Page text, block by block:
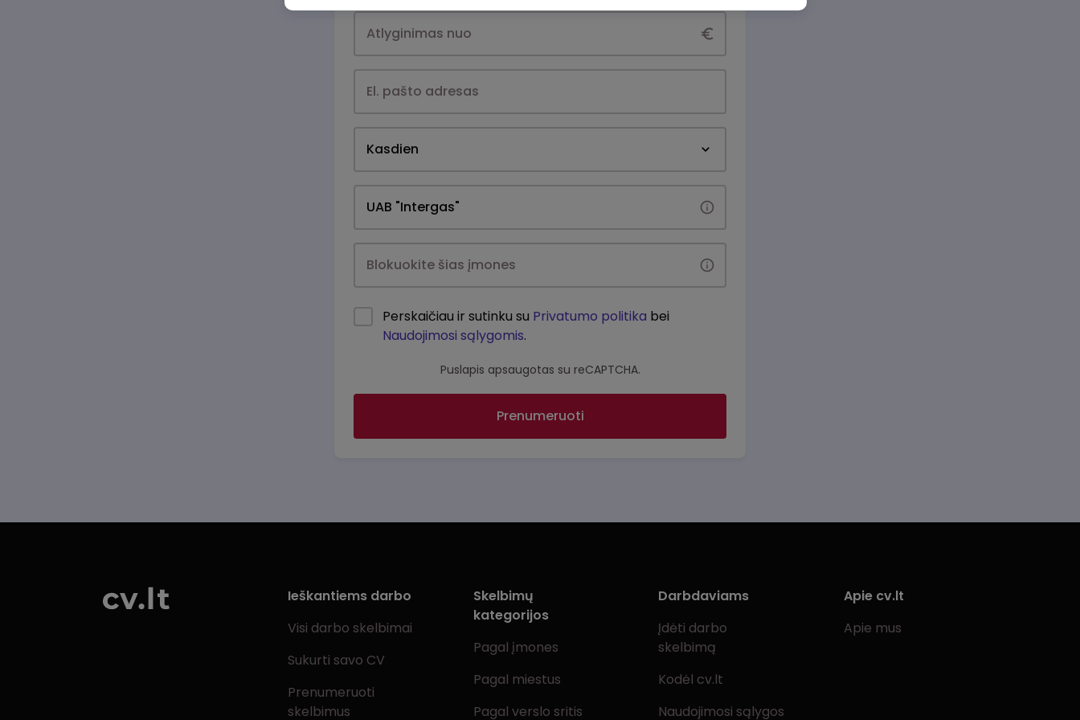
Kasdien
Perskaičiau ir sutinku su Privatumo politika bei
Naudojimosi sąlygomis.
Puslapis apsaugotas su reCAPTCHA.
Prenumeruoti
Ieškantiems darbo
Visi darbo skelbimai
Sukurti savo CV
Prenumeruoti
skelbimus
Skelbimų
kategorijos
Pagal įmones
Pagal miestus
Pagal verslo sritis
Darbdaviams
Įdėti darbo
skelbimą
Kodėl cv.lt
Naudojimosi sąlygos
Apie cv.lt
Apie mus